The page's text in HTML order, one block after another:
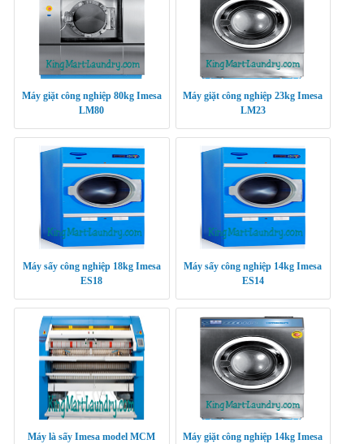
Máy giặt công nghiệp 80kg Imesa
LM80
Máy giặt công nghiệp 23kg Imesa
LM23
Máy sấy công nghiệp 18kg Imesa
ES18
Máy sấy công nghiệp 14kg Imesa
ES14
Máy là sấy Imesa model MCM
Máy giặt công nghiệp 14kg Imesa